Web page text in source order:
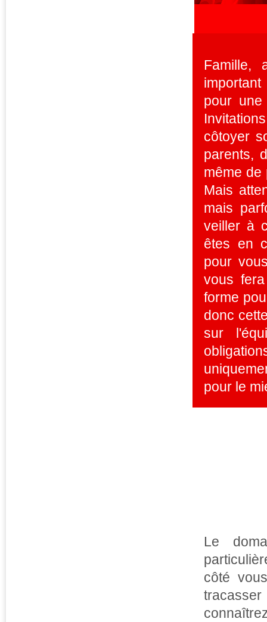
Famille,
pour
côtoyer
parents,
même de
Mais
mais
veiller à
êtes en
pour
vous
forme
donc
sur
pour le
Le
côté